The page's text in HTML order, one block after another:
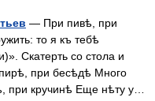
— При пивѣ, при
то я къ тебѣ
Скатерть со стола и
при бесѣдѣ Много
при кручинѣ Еще нѣту у…